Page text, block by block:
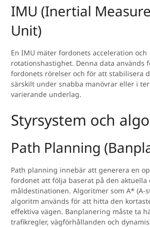
IMU (Inertial
Unit)
En IMU mäter fordonets acceleration och
rotationshastighet. Denna data används
fordonets rörelser och för att stabilisera
särskilt under snabba manövrar eller i
varierande underlag.
Styrsystem och
Path Planning
Path planning innebär att generera en
fordonet att följa baserat på den aktuella
måldestinationen. Algoritmer som A* (A-
algoritm används för att hitta den
effektiva vägen. Banplanering måste ta
trafikregler, vägförhållanden och